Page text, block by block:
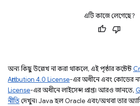
এটি কাজে লেগেছে?
অন্য কিছু উল্লেখ না করা থাকলে, এই পৃষ্ঠার কন্টেন্ট
Attribution 4.0 License-এর অধীনে এবং কোডের
License-এর অধীনে লাইসেন্স প্রাপ্ত। আরও জানতে,
নীতিদেখুন। Java হল Oracle এবং/অথবা তার